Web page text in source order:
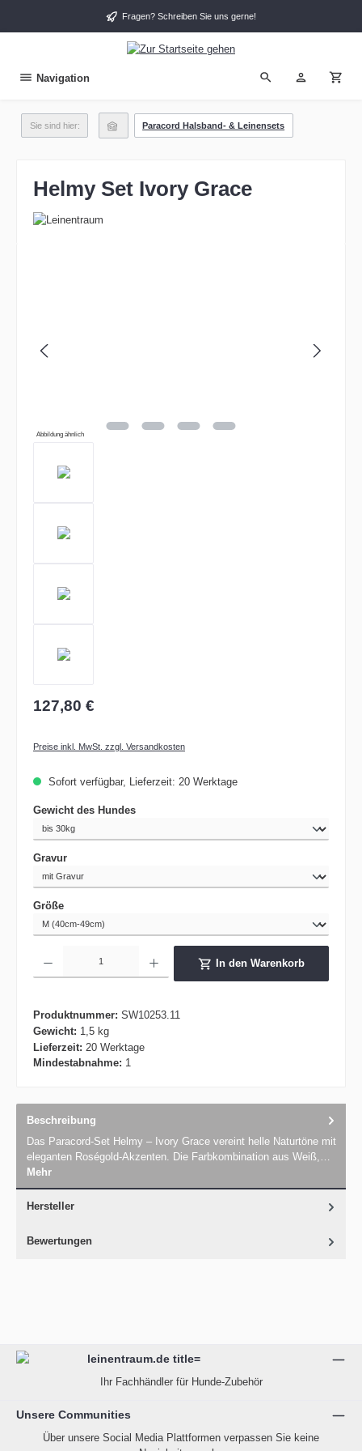
Fragen? Schreiben Sie uns gerne!
Navigation
Sie sind hier: Paracord Halsband- & Leinensets
Helmy Set Ivory Grace
Abbildung ähnlich
127,80 €
Preise inkl. MwSt. zzgl. Versandkosten
Sofort verfügbar, Lieferzeit: 20 Werktage
Gewicht des Hundesauswählen
Gravurauswählen
Größeauswählen
In den Warenkorb
Produktnummer: SW10253.11
Gewicht: 1,5 kg
Lieferzeit: 20 Werktage
Mindestabnahme: 1
Beschreibung
Das Paracord-Set Helmy – Ivory Grace vereint helle Naturtöne mit
eleganten Roségold-Akzenten. Die Farbkombination aus Weiß,…
Mehr
Hersteller
Bewertungen
Ihr Fachhändler für Hunde-Zubehör
Unsere Communities
Über unsere Social Media Plattformen verpassen Sie keine